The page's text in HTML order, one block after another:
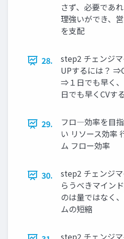
さず、必要であ
理強いができ、
を⽀配
28.
step2 チェンジ
UPするには？
⇒１⽇でも早く
⽇でも早くCVす
29.
フロ―効率を⽬
い リソース効率
ム フロー効率
30.
step2 チェンジ
らうべきマイン
のは量ではなく
ムの短縮